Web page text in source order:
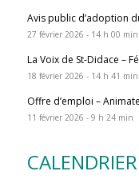
Avis public d’adoption
27 février 2026 - 14 h 00 min
La Voix de St-Didace –
18 février 2026 - 14 h 41 min
Offre d’emploi –
11 février 2026 - 9 h 24 min
CALENDRIER